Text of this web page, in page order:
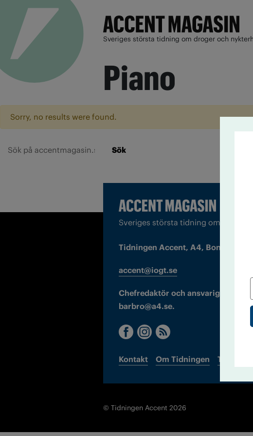
Sveriges största tidning om droger och
Piano
Sorry, no results were found.
Sök
Sveriges största tidning om droger
Tidningen Accent, A4, Bondegatan
accent@iogt.se
Chefredaktör och ansvarig
barbro@a4.se.
Kontakt Om Tidningen
© Tidningen Accent 2026